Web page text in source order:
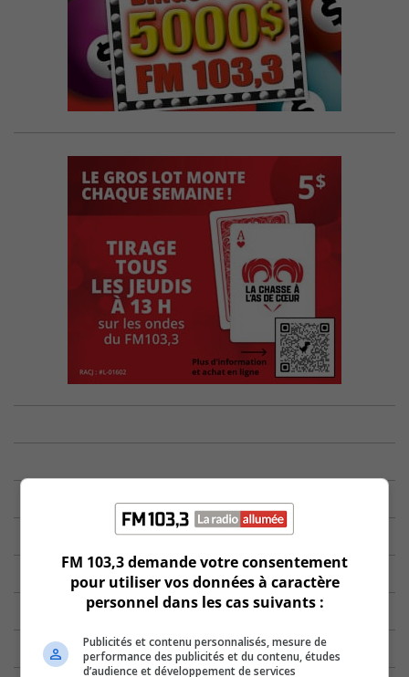
FM 103,3 demande votre consentement
pour utiliser vos données à caractère
personnel dans les cas suivants :
Publicités et contenu personnalisés, mesure de
performance des publicités et du contenu, études
d’audience et développement de services